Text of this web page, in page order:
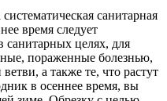
санитарная
время следует
санитарных целях, для
пораженные болезнью,
а также те, что растут
в осеннее время, вы